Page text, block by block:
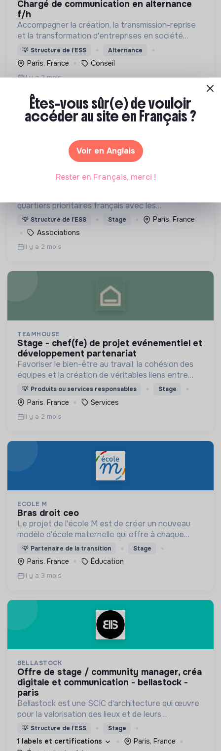
chargé de communication en alternance
f/h
Accompagner la création, la transmission-reprise
et la transformation d'entreprises en société
coopérative (Scop, Scic)
💡 Structure de l’ESS Alternance
Paris, France Conseil
Il y a 2 mois
événements · cufa france
quartiers prioritaires français avec les
investisseurs, VCs ,incubateurs, business angels,
mentors, ..
💡 Structure de l’ESS Stage
Paris, France
Associations
Il y a 2 mois
TEAMHOUSE
stage - chef(fe) de projet evénementiel et
développement partenariat
Favoriser le bien-être au travail, la cohésion des
équipes et la création de véritables liens entre
collaborateurs pour une meilleure efficacité
collective.
💡 Produits ou services responsables Stage
Paris, France Services
Il y a 2 mois
ECOLE M
bras droit ceo
Le projet de l'école M est de créer un nouveau
modèle d'école maternelle qui offre à chaque
enfant une éducation personnalisée et qui
contribue à la réduction des inégalités scolaires.
💡 Partenaire de la transition Stage
Paris, France Éducation
Il y a 3 mois
BELLASTOCK
offre de stage / community manager, créa
digitale et communication - bellastock -
paris
Bellastock est une SCIC d'architecture qui œuvre
pour la valorisation des lieux et de leurs
ressources en proposant des alternatives à l'acte
de construire.
💡 Structure de l’ESS Stage
1 labels et certifications
Paris, France
Êtes-vous sûr(e) de vouloir
accéder au site en Français ?
Voir en Anglais
Rester en Français, merci !